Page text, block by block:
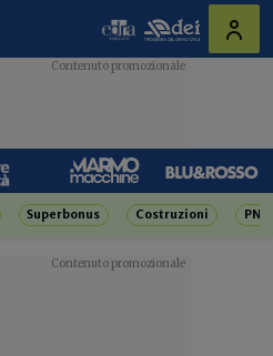
Superbonus Costruzioni